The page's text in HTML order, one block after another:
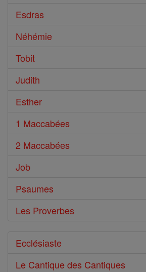
Esdras
Néhémie
Tobit
Judith
Esther
1 Maccabées
2 Maccabées
Job
Psaumes
Les Proverbes
Ecclésiaste
Le Cantique des Cantiques